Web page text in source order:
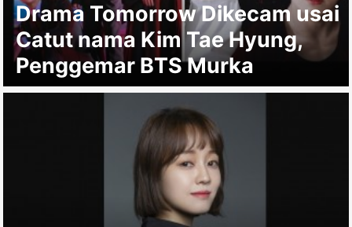
Drama Tomorrow Dikecam usai
Catut nama Kim Tae Hyung,
Penggemar BTS Murka